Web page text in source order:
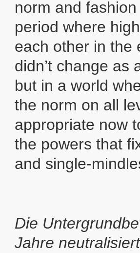
norm and
period where
each other in the
didn’t change as
but in a world
the norm on all
appropriate now
the powers that
and single-
Die
Jahre